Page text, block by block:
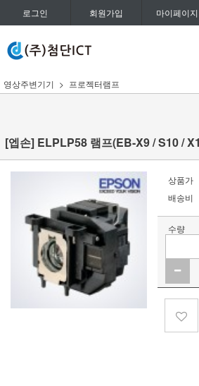
로그인 회원가입 마이페이지
영상주변기기 프로젝터램프
[엡손] ELPLP58 램프(EB-X9 / S10 /
상품가
배송비
수량